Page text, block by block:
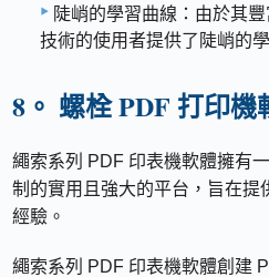
陡峭的學習曲線：由於其
技術的使用者提供了陡峭的
8。 螺栓 PDF 打印機
繩索系列 PDF 印表機軟體擁有
制的實用且強大的平台，旨在提
經驗。
繩索系列 PDF 印表機軟體創建